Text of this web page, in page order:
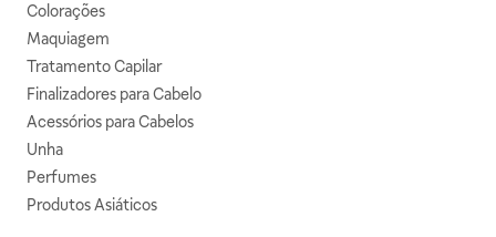
Colorações
Maquiagem
Tratamento Capilar
Finalizadores para Cabelo
Acessórios para Cabelos
Unha
Perfumes
Produtos Asiáticos